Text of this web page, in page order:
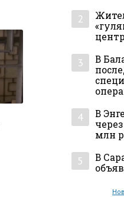
2
3
В
4
В
млн
5
В